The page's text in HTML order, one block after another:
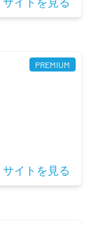
PREMIUM
サイトを見る